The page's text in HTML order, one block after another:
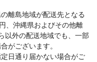
離島地域が配送先となる
、沖縄県およびその他離
以外の配送地域でも、一部
がございます。
日通り届かない場合がご